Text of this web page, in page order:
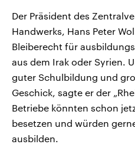
Der Präsident des
Handwerks, Hans Peter
Bleiberecht für
aus dem Irak oder Syrien.
guter Schulbildung und
Geschick, sagte er der
Betriebe könnten schon
besetzen und würden
ausbilden.